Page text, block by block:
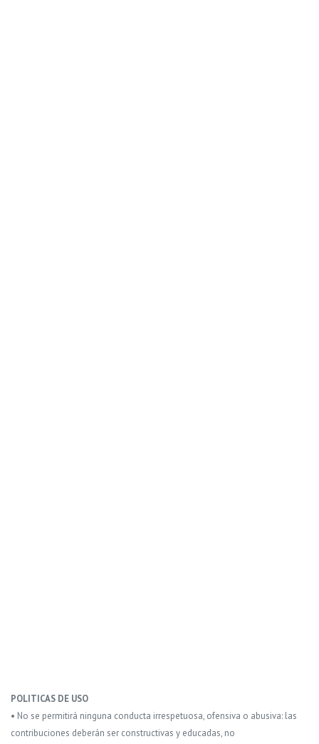
POLITICAS DE USO
• No se permitirá ninguna conducta irrespetuosa, ofensiva o abusiva: las
contribuciones deberán ser constructivas y educadas, no